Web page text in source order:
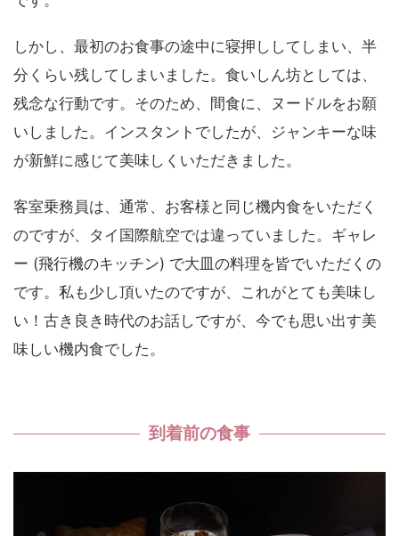
しかし、最初のお食事の途中に寝押ししてしまい、半
分くらい残してしまいました。食いしん坊としては、
残念な行動です。そのため、間食に、ヌードルをお願
いしました。インスタントでしたが、ジャンキーな味
が新鮮に感じて美味しくいただきました。
客室乗務員は、通常、お客様と同じ機内食をいただく
のですが、タイ国際航空では違っていました。ギャレ
ー (飛行機のキッチン) で大皿の料理を皆でいただくの
です。私も少し頂いたのですが、これがとても美味し
い！古き良き時代のお話しですが、今でも思い出す美
味しい機内食でした。
到着前の食事